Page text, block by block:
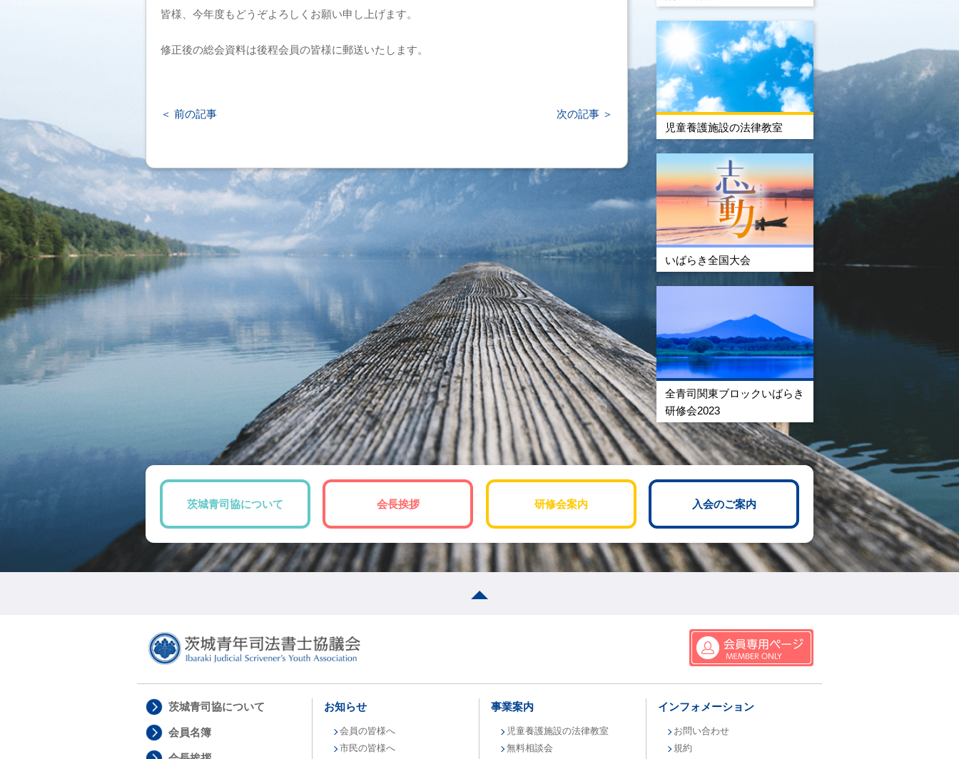
皆様、今年度もどうぞよろしくお願い申し上げます。
修正後の総会資料は後程会員の皆様に郵送いたします。
前の記事 次の記事
児童養護施設の法律教室
いばらき全国大会
全青司関東ブロックいばらき
研修会2023
茨城青司協について 会長挨拶 研修会案内 入会のご案内
茨城青司協について
会員名簿
お知らせ
会員の皆様へ
市民の皆様へ
事業案内
児童養護施設の法律教室
無料相談会
インフォメーション
お問い合わせ
規約